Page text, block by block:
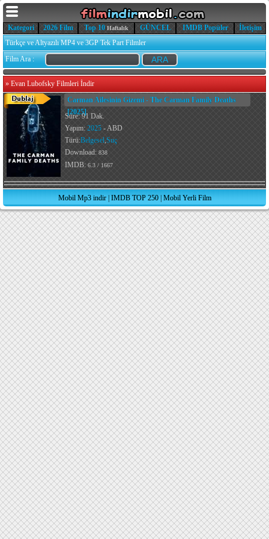
Kategori 2026 Film Top 10 Haftalık GÜNCEL IMDB Popüler
İletişim
Türkçe ve Altyazılı MP4 ve 3GP Tek Part Filmler
Film Ara :
» Evan Lubofsky Filmleri İndir
Carman Ailesinin Gizemi - The Carman Family Deaths
[2025]
Süre: 91 Dak.
Yapım: 2025 - ABD
Türü:Belgesel,Suç
Download: 838
IMDB: 6.3 / 1667
Mobil Mp3 indir| IMDB TOP 250| Mobil Yerli Film